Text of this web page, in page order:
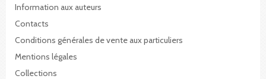
Information aux auteurs
Contacts
Conditions générales de vente aux particuliers
Mentions légales
Collections